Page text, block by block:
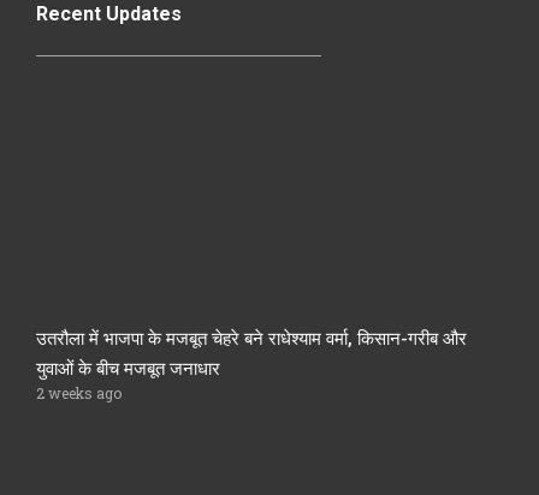
Recent Updates
उतरौला में भाजपा के मजबूत चेहरे बने राधेश्याम वर्मा, किसान-गरीब और
युवाओं के बीच मजबूत जनाधार
2 weeks ago